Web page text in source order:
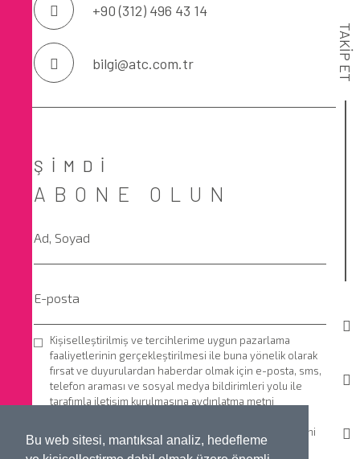
Bu web sitesi, mantıksal analiz, hedefleme
+90 (312) 496 43 14
ŞİMDİ
ABONE OLUN
Kişiselleştirilmiş ve tercihlerime uygun pazarlama
faaliyetlerinin gerçekleştirilmesi ile buna yönelik olarak
fırsat ve duyurulardan haberdar olmak için e-posta, sms,
telefon araması ve sosyal medya bildirimleri yolu ile
tarafımla iletişim kurulmasına aydınlatma metni
'ni
buradan okuyabilirsiniz.
YUKARI
TAKİP ET